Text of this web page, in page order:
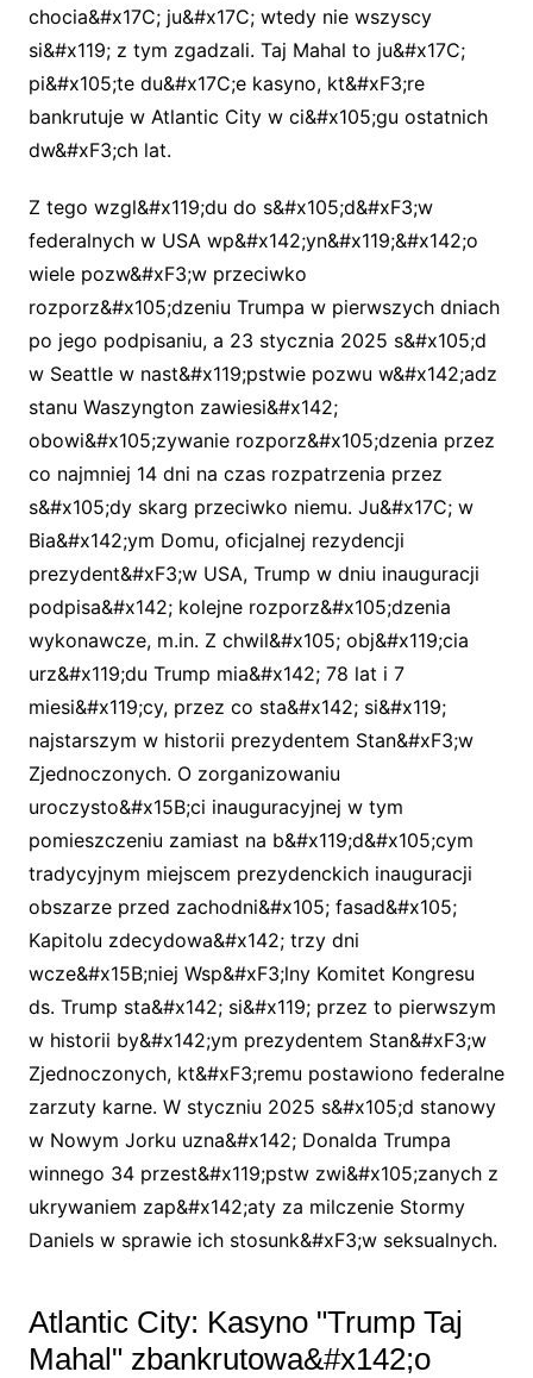
chocia&#x17C; ju&#x17C; wtedy nie wszyscy
si&#x119; z tym zgadzali. Taj Mahal to ju&#x17C;
pi&#x105;te du&#x17C;e kasyno, kt&#xF3;re
bankrutuje w Atlantic City w ci&#x105;gu ostatnich
dw&#xF3;ch lat.
Z tego wzgl&#x119;du do s&#x105;d&#xF3;w
federalnych w USA wp&#x142;yn&#x119;&#x142;o
wiele pozw&#xF3;w przeciwko
rozporz&#x105;dzeniu Trumpa w pierwszych dniach
po jego podpisaniu, a 23 stycznia 2025 s&#x105;d
w Seattle w nast&#x119;pstwie pozwu w&#x142;adz
stanu Waszyngton zawiesi&#x142;
obowi&#x105;zywanie rozporz&#x105;dzenia przez
co najmniej 14 dni na czas rozpatrzenia przez
s&#x105;dy skarg przeciwko niemu. Ju&#x17C; w
Bia&#x142;ym Domu, oficjalnej rezydencji
prezydent&#xF3;w USA, Trump w dniu inauguracji
podpisa&#x142; kolejne rozporz&#x105;dzenia
wykonawcze, m.in. Z chwil&#x105; obj&#x119;cia
urz&#x119;du Trump mia&#x142; 78 lat i 7
miesi&#x119;cy, przez co sta&#x142; si&#x119;
najstarszym w historii prezydentem Stan&#xF3;w
Zjednoczonych. O zorganizowaniu
uroczysto&#x15B;ci inauguracyjnej w tym
pomieszczeniu zamiast na b&#x119;d&#x105;cym
tradycyjnym miejscem prezydenckich inauguracji
obszarze przed zachodni&#x105; fasad&#x105;
Kapitolu zdecydowa&#x142; trzy dni
wcze&#x15B;niej Wsp&#xF3;lny Komitet Kongresu
ds. Trump sta&#x142; si&#x119; przez to pierwszym
w historii by&#x142;ym prezydentem Stan&#xF3;w
Zjednoczonych, kt&#xF3;remu postawiono federalne
zarzuty karne. W styczniu 2025 s&#x105;d stanowy
w Nowym Jorku uzna&#x142; Donalda Trumpa
winnego 34 przest&#x119;pstw zwi&#x105;zanych z
ukrywaniem zap&#x142;aty za milczenie Stormy
Daniels w sprawie ich stosunk&#xF3;w seksualnych.
Atlantic City: Kasyno "Trump Taj
Mahal" zbankrutowa&#x142;o